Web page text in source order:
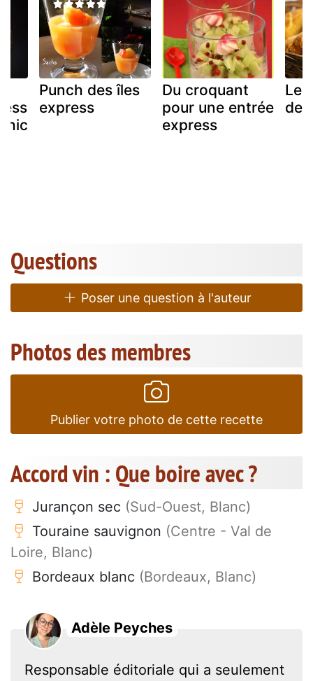
Punch des îles
express
Du croquant
pour une entrée
express
Le
de
Questions
Poser une question à l'auteur
Photos des membres
Publier votre photo de cette recette
Accord vin : Que boire avec ?
Jurançon sec (Sud-Ouest, Blanc)
Touraine sauvignon (Centre - Val de
Loire, Blanc)
Bordeaux blanc (Bordeaux, Blanc)
Adèle Peyches
Responsable éditoriale qui a seulement